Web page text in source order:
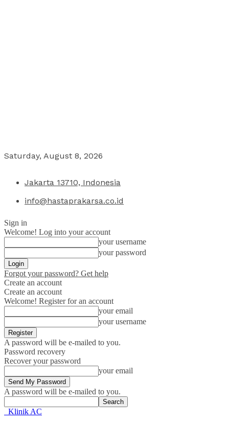
Saturday, August 8, 2026
Jakarta 13710, Indonesia
info@hastaprakarsa.co.id
Sign in
Welcome! Log into your account
your username
your password
Forgot your password? Get help
Create an account
Create an account
Welcome! Register for an account
your email
your username
A password will be e-mailed to you.
Password recovery
Recover your password
your email
A password will be e-mailed to you.
Klinik AC